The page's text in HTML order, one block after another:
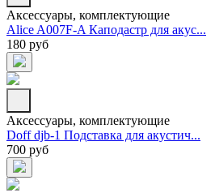
Аксессуары, комплектующие
Alice A007F-A Каподастр для акус...
180 руб
Аксессуары, комплектующие
Doff djb-1 Подставка для акустич...
700 руб